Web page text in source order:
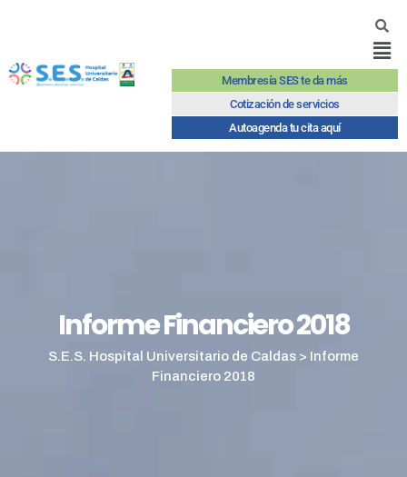
Membresía SES te da más
Cotización de servicios
Autoagenda tu cita aquí
Informe Financiero 2018
S.E.S. Hospital Universitario de Caldas > Informe
Financiero 2018